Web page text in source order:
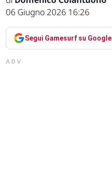
06 Giugno 2026 16:26
Segui Gamesurf su Google
ADV